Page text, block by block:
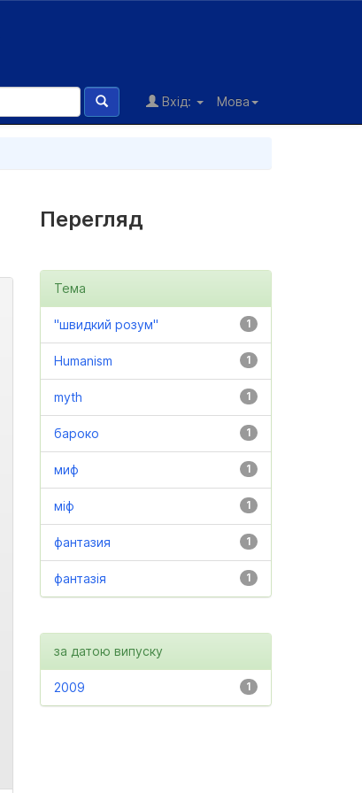
Мова
Вхід:
Перегляд
Тема
1
"швидкий розум"
1
Humanism
1
myth
1
бароко
1
миф
1
міф
1
фантазия
1
фантазія
за датою випуску
1
2009